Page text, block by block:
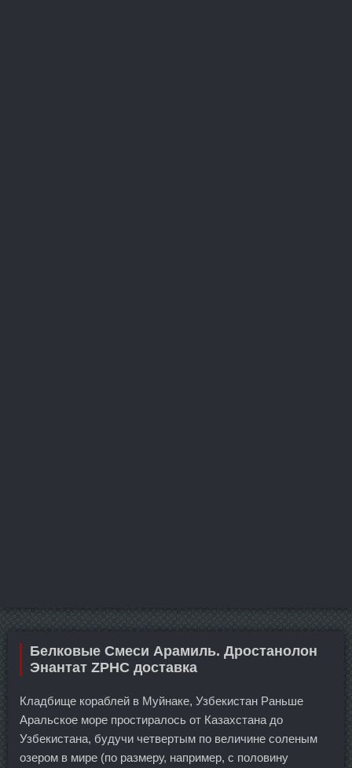
Белковые Смеси Арамиль. Дростанолон
Энантат ZPHC доставка
Кладбище кораблей в Муйнаке, Узбекистан Раньше
Аральское море простиралось от Казахстана до
Узбекистана, будучи четвертым по величине соленым
озером в мире (по размеру, например, с половину